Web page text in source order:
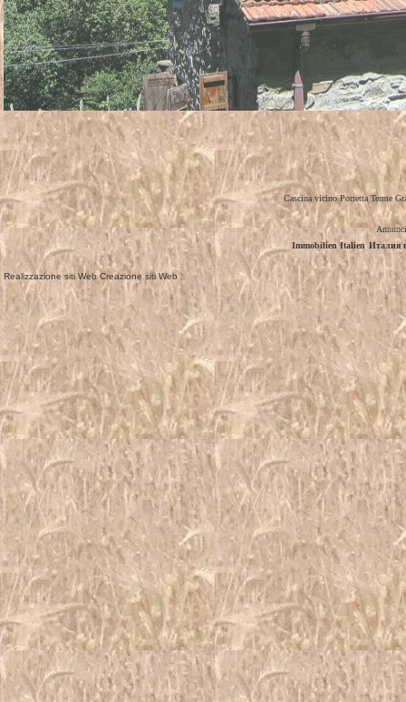
Cascina vicino Porretta Terme
Immobilien Italien Италия
Realizzazione siti Web Creazione siti Web